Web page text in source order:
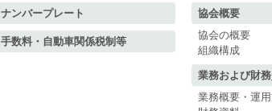
ナンバープレート
手数料・自動車関係税制等
協会概要
協会の概要
組織構成
業務および財
業務概要・運